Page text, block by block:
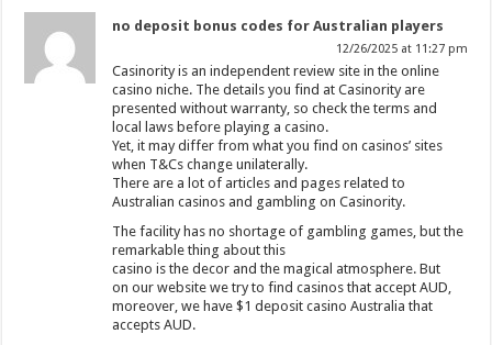
no deposit bonus codes for Australian players
12/26/2025 at 11:27 pm
Casinority is an independent review site in the online
casino niche. The details you find at Casinority are
presented without warranty, so check the terms and
local laws before playing a casino.
Yet, it may differ from what you find on casinos’ sites
when T&Cs change unilaterally.
There are a lot of articles and pages related to
Australian casinos and gambling on Casinority.
The facility has no shortage of gambling games, but the
remarkable thing about this
casino is the decor and the magical atmosphere. But
on our website we try to find casinos that accept AUD,
moreover, we have $1 deposit casino Australia that
accepts AUD.